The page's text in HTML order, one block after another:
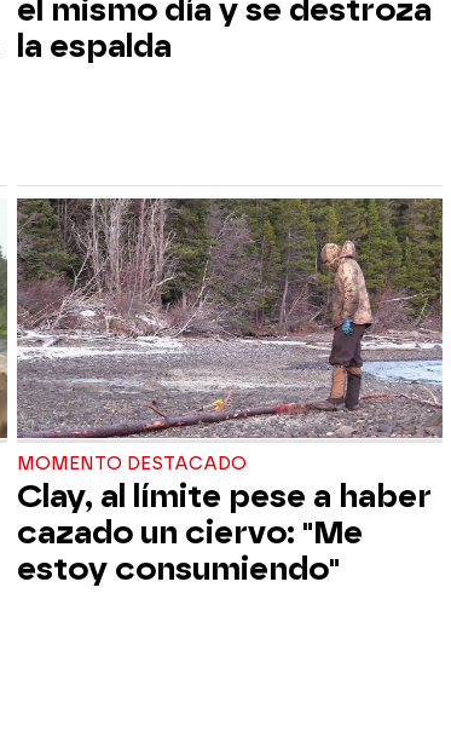
el mismo día y se destroza
la espalda
MOMENTO DESTACADO
Clay, al límite pese a haber
cazado un ciervo: "Me
estoy consumiendo"